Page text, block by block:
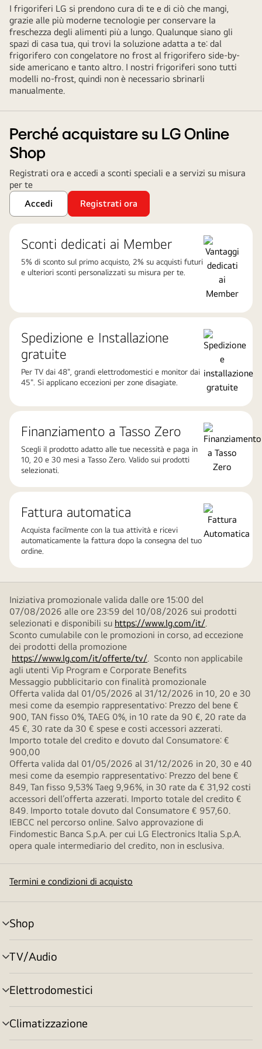
I frigoriferi LG si prendono cura di te e di ciò che mangi,
grazie alle più moderne tecnologie per conservare la
freschezza degli alimenti più a lungo. Qualunque siano gli
spazi di casa tua, qui trovi la soluzione adatta a te: dal
frigorifero con congelatore no frost al frigorifero side-by-
side americano e tanto altro. I nostri frigoriferi sono tutti
modelli no-frost, quindi non è necessario sbrinarli
manualmente.
Perché acquistare su LG Online
Shop
Registrati ora e accedi a sconti speciali e a servizi su misura
per te
Accedi
Registrati ora
Sconti dedicati ai Member
5% di sconto sul primo acquisto, 2% su acquisti futuri
e ulteriori sconti personalizzati su misura per te.
Spedizione e Installazione
gratuite
Per TV dai 48", grandi elettrodomestici e monitor dai
45". Si applicano eccezioni per zone disagiate.
Finanziamento a Tasso Zero
Scegli il prodotto adatto alle tue necessità e paga in
10, 20 e 30 mesi a Tasso Zero. Valido sui prodotti
selezionati.
Fattura automatica
Acquista facilmente con la tua attività e ricevi
automaticamente la fattura dopo la consegna del tuo
ordine.
Iniziativa promozionale valida dalle ore 15:00 del
07/08/2026 alle ore 23:59 del 10/08/2026 sui prodotti
selezionati e disponibili su https://www.lg.com/it/
Sconto cumulabile con le promozioni in corso, ad eccezione
dei prodotti della promozione
https://www.lg.com/it/offerte/tv/ . Sconto non applicabile
agli utenti Vip Program e Corporate Benefits
Messaggio pubblicitario con finalità promozionale
Offerta valida dal 01/05/2026 al 31/12/2026 in 10, 20 e 30
mesi come da esempio rappresentativo: Prezzo del bene €
900, TAN fisso 0%, TAEG 0%, in 10 rate da 90 €, 20 rate da
45 €, 30 rate da 30 € spese e costi accessori azzerati.
Importo totale del credito e dovuto dal Consumatore: €
900,00
Offerta valida dal 01/05/2026 al 31/12/2026 in 20, 30 e 40
mesi come da esempio rappresentativo: Prezzo del bene €
849, Tan fisso 9,53% Taeg 9,96%, in 30 rate da € 31,92 costi
accessori dell’offerta azzerati. Importo totale del credito €
849. Importo totale dovuto dal Consumatore € 957,60.
IEBCC nel percorso online. Salvo approvazione di
Findomestic Banca S.p.A. per cui LG Electronics Italia S.p.A.
opera quale intermediario del credito, non in esclusiva.
Termini e condizioni di acquisto
Shop
Attivazione
menu
TV/Audio
Attivazione
menu
Elettrodomestici
Attivazione
menu
Climatizzazione
Attivazione
menu